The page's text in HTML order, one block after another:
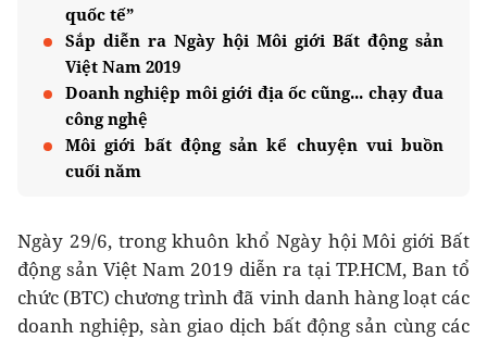
quốc tế”
Sắp diễn ra Ngày hội Môi giới Bất động sản
Việt Nam 2019
Doanh nghiệp môi giới địa ốc cũng... chạy đua
công nghệ
Môi giới bất động sản kể chuyện vui buồn
cuối năm
Ngày 29/6, trong khuôn khổ Ngày hội Môi giới Bất
động sản Việt Nam 2019 diễn ra tại TP.HCM, Ban tổ
chức (BTC) chương trình đã vinh danh hàng loạt các
doanh nghiệp, sàn giao dịch bất động sản cùng các